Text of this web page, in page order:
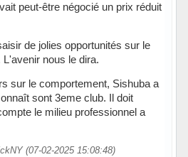
peut-être négocié un prix réduit
de jolies opportunités sur le
nous le dira.
sur le comportement, Sishuba a
sont 3eme club. Il doit
le milieu professionnel a
(07-02-2025 15:08:48)